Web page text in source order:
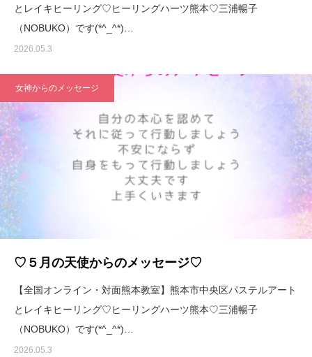
とレイキヒーリング♡ヒーリングハーツ熊本♡三浦暢子
（NOBUKO）です(*^_^*)…
2026.05.3
女神からのメッセージ
♡５月の天使からのメッセージ♡
【全国オンライン・対面熊本教室】熊本市中央区パステルアート
とレイキヒーリング♡ヒーリングハーツ熊本♡三浦暢子
（NOBUKO）です(*^_^*)…
2026.05.3